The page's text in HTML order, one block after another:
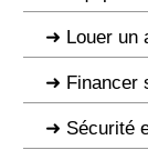
Louer un
Financer
Sécurité